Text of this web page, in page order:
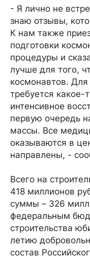
- Я лично не
знаю отзывы,
К нам также
подготовки
процедуры и
лучше для того,
космонавтов.
требуется
интенсивное
первую очередь
массы. Все
оказываются в
направлены, -
Всего на
418 миллионов
суммы – 326
федеральным
строительства
летию
состав